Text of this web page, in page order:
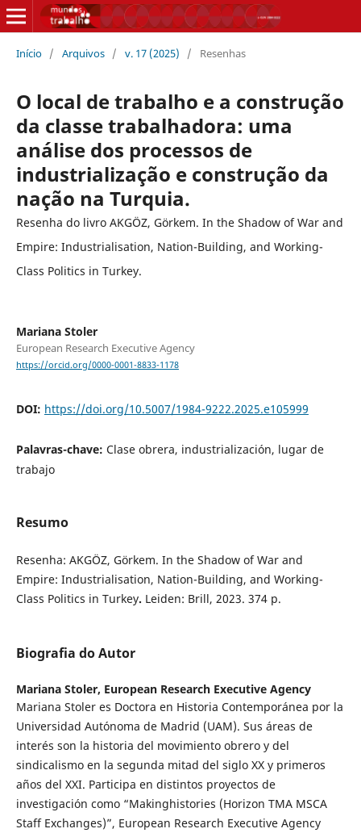
Início / Arquivos / v. 17 (2025) / Resenhas
O local de trabalho e a construção
da classe trabalhadora: uma
análise dos processos de
industrialização e construção da
nação na Turquia.
Resenha do livro AKGÖZ, Görkem. In the Shadow of War and
Empire: Industrialisation, Nation-Building, and Working-
Class Politics in Turkey.
Mariana Stoler
European Research Executive Agency
https://orcid.org/0000-0001-8833-1178
DOI: https://doi.org/10.5007/1984-9222.2025.e105999
Palavras-chave: Clase obrera, industrialización, lugar de
trabajo
Resumo
Resenha: AKGÖZ, Görkem. In the Shadow of War and
Empire: Industrialisation, Nation-Building, and Working-
Class Politics in Turkey. Leiden: Brill, 2023. 374 p.
Biografia do Autor
Mariana Stoler, European Research Executive Agency
Mariana Stoler es Doctora en Historia Contemporánea por la
Universidad Autónoma de Madrid (UAM). Sus áreas de
interés son la historia del movimiento obrero y del
sindicalismo en la segunda mitad del siglo XX y primeros
años del XXI. Participa en distintos proyectos de
investigación como “Makinghistories (Horizon TMA MSCA
Staff Exchanges)”, European Research Executive Agency